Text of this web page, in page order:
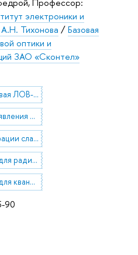
90
Профессор:
электроники и
Тихонова /Базовая
оптики и
ЗАО «Сконтел»
субмиллиметровая ЛОВ-спектроскопия мелких примесей в монокристаллах Ge, Si и GaAs
неравновесные явления в сверхпроводниковых нанопроводах при поглощении ИК фотонов
методы регистрации слабого терагерцового и инфракрасного излучения
новые приборы для радиоастрономии: сверхпроводниковые болометры на горячих электронах
новые приборы для квантовой оптики: сверхпроводниковые счетчики ИК фотонов